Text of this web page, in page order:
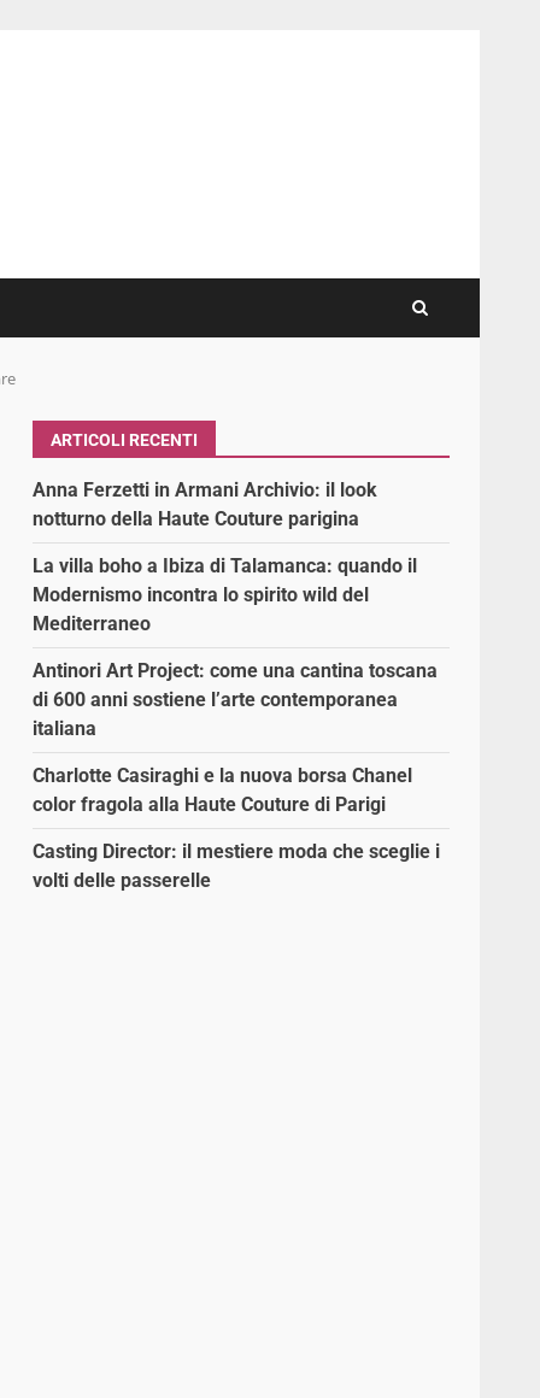
ARTICOLI RECENTI
Anna Ferzetti in Armani Archivio: il look
notturno della Haute Couture parigina
La villa boho a Ibiza di Talamanca: quando il
Modernismo incontra lo spirito wild del
Mediterraneo
Antinori Art Project: come una cantina toscana
di 600 anni sostiene l’arte contemporanea
italiana
Charlotte Casiraghi e la nuova borsa Chanel
color fragola alla Haute Couture di Parigi
Casting Director: il mestiere moda che sceglie i
volti delle passerelle